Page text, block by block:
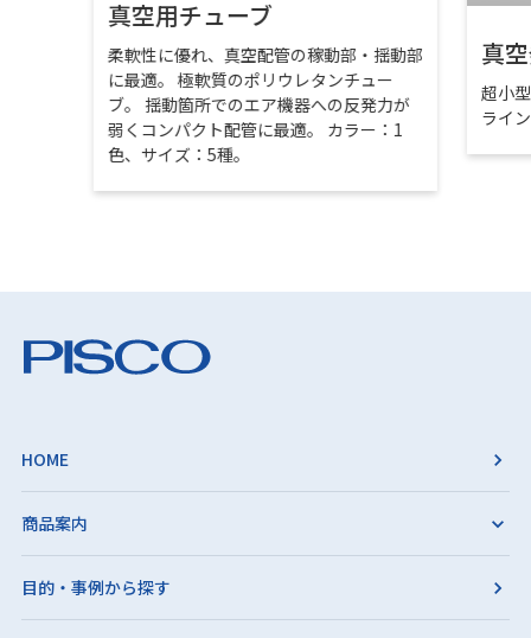
真空用チューブ
柔軟性に優れ、真空配管の稼動部・揺動部
に最適。 極軟質のポリウレタンチュー
ブ。 揺動箇所でのエア機器への反発力が
弱くコンパクト配管に最適。 カラー：1
色、サイズ：5種。
真
超小
ライ
HOME
商品案内
目的・事例から探す